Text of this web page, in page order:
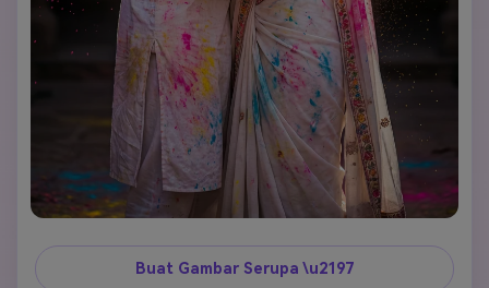
Buat Gambar Serupa \u2197